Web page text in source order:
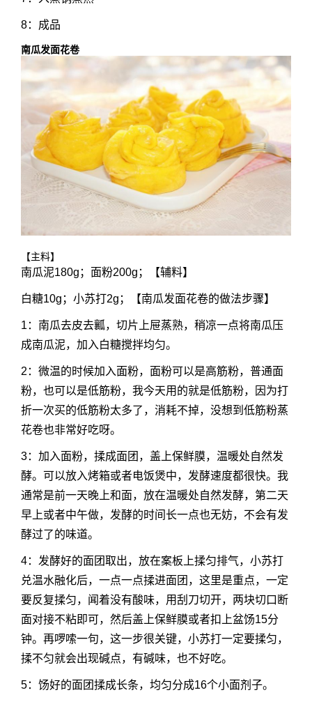
8：成品
南瓜发面花卷
【主料】
南瓜泥180g；面粉200g；【辅料】
白糖10g；小苏打2g；【南瓜发面花卷的做法步骤】
1：南瓜去皮去瓤，切片上屉蒸熟，稍凉一点将南瓜压
成南瓜泥，加入白糖搅拌均匀。
2：微温的时候加入面粉，面粉可以是高筋粉，普通面
粉，也可以是低筋粉，我今天用的就是低筋粉，因为打
折一次买的低筋粉太多了，消耗不掉，没想到低筋粉蒸
花卷也非常好吃呀。
3：加入面粉，揉成面团，盖上保鲜膜，温暖处自然发
酵。可以放入烤箱或者电饭煲中，发酵速度都很快。我
通常是前一天晚上和面，放在温暖处自然发酵，第二天
早上或者中午做，发酵的时间长一点也无妨，不会有发
酵过了的味道。
4：发酵好的面团取出，放在案板上揉匀排气，小苏打
兑温水融化后，一点一点揉进面团，这里是重点，一定
要反复揉匀，闻着没有酸味，用刮刀切开，两块切口断
面对接不粘即可，然后盖上保鲜膜或者扣上盆饧15分
钟。再啰嗦一句，这一步很关键，小苏打一定要揉匀，
揉不匀就会出现碱点，有碱味，也不好吃。
5：饧好的面团揉成长条，均匀分成16个小面剂子。